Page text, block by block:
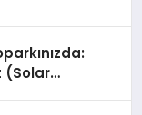
(Solar